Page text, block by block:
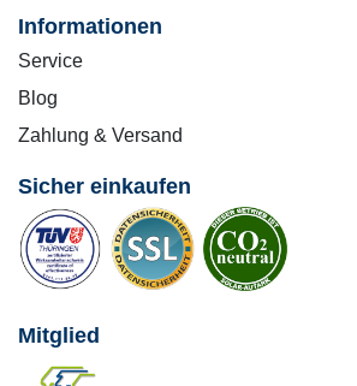
Informationen
Service
Blog
Zahlung & Versand
Sicher einkaufen
Mitglied